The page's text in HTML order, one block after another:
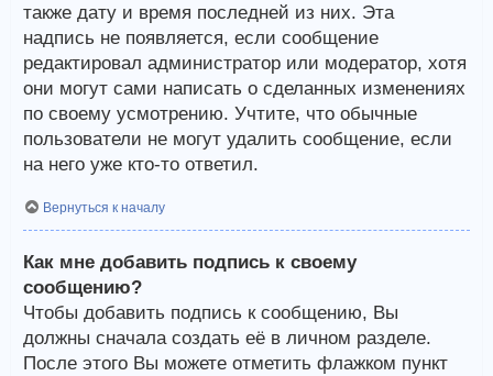
также дату и время последней из них. Эта
надпись не появляется, если сообщение
редактировал администратор или модератор, хотя
они могут сами написать о сделанных изменениях
по своему усмотрению. Учтите, что обычные
пользователи не могут удалить сообщение, если
на него уже кто-то ответил.
Вернуться к началу
Как мне добавить подпись к своему
сообщению?
Чтобы добавить подпись к сообщению, Вы
должны сначала создать её в личном разделе.
После этого Вы можете отметить флажком пункт